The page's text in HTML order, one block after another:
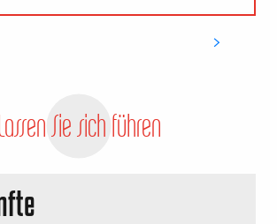
MEHR ERFAHREN
Sie sich führen